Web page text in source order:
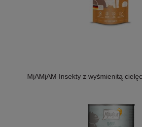
MjAMjAM Insekty z wyśmienitą